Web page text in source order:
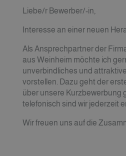
Liebe/r Bewerber/-in,
Interesse an einer neuen
Als Ansprechpartner der
aus Weinheim möchte ich
unverbindliches und
vorstellen. Dazu geht der
über unsere Kurzbewerbung
telefonisch sind wir jederzeit
Wir freuen uns auf die